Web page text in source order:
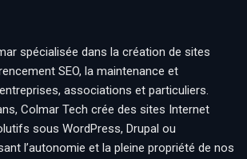
spécialisée dans la création de sites
SEO, la maintenance et
associations et particuliers.
Colmar Tech crée des sites Internet
sous WordPress, Drupal ou
l’autonomie et la pleine propriété de nos